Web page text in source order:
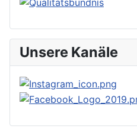
Unsere Kanäle